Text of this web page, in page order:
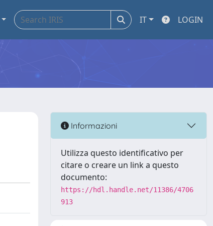
IT LOGIN
Informazioni
Utilizza questo identificativo per
citare o creare un link a questo
documento:
https://hdl.handle.net/11386/4706
913